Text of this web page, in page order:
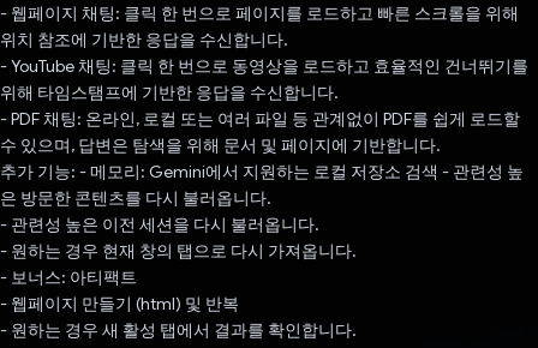
- 웹페이지 채팅: 클릭 한 번으로 페이지를 로드하고 빠른 스크롤을 위해
위치 참조에 기반한 응답을 수신합니다.
- YouTube 채팅: 클릭 한 번으로 동영상을 로드하고 효율적인 건너뛰기를
위해 타임스탬프에 기반한 응답을 수신합니다.
- PDF 채팅: 온라인, 로컬 또는 여러 파일 등 관계없이 PDF를 쉽게 로드할
수 있으며, 답변은 탐색을 위해 문서 및 페이지에 기반합니다.
추가 기능: - 메모리: Gemini에서 지원하는 로컬 저장소 검색 - 관련성 높
은 방문한 콘텐츠를 다시 불러옵니다.
- 관련성 높은 이전 세션을 다시 불러옵니다.
- 원하는 경우 현재 창의 탭으로 다시 가져옵니다.
- 보너스: 아티팩트
- 웹페이지 만들기 (html) 및 반복
- 원하는 경우 새 활성 탭에서 결과를 확인합니다.